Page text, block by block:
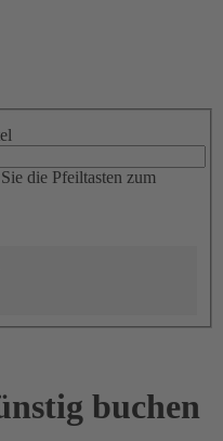
die Pfeiltasten zum
buchen